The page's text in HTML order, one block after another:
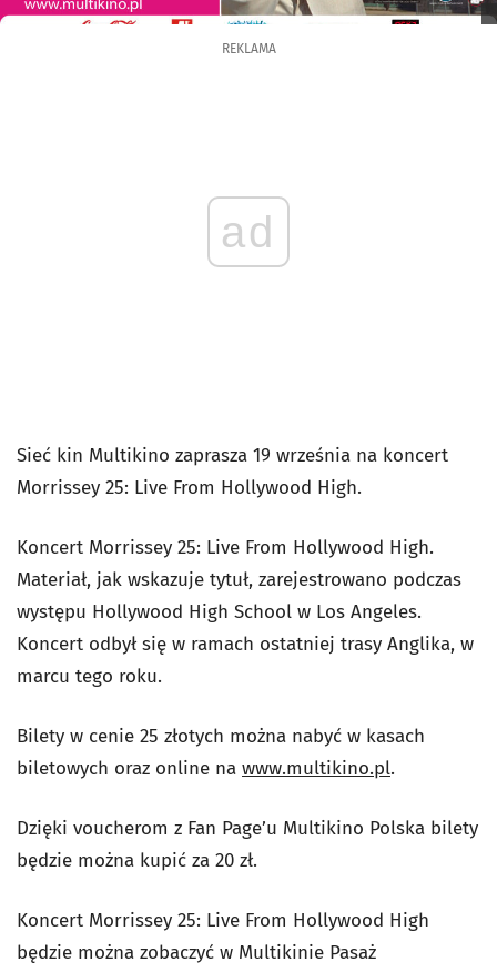
REKLAMA
ad
Sieć kin Multikino zaprasza 19 września na koncert
Morrissey 25: Live From Hollywood High.
Koncert Morrissey 25: Live From Hollywood High.
Materiał, jak wskazuje tytuł, zarejestrowano podczas
występu Hollywood High School w Los Angeles.
Koncert odbył się w ramach ostatniej trasy Anglika, w
marcu tego roku.
Bilety w cenie 25 złotych można nabyć w kasach
biletowych oraz online na www.multikino.pl.
Dzięki voucherom z Fan Page’u Multikino Polska bilety
będzie można kupić za 20 zł.
Koncert Morrissey 25: Live From Hollywood High
będzie można zobaczyć w Multikinie Pasaż